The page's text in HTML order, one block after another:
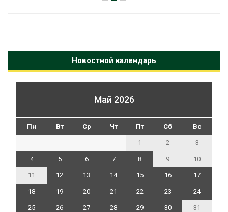
Новостной календарь
Май 2026
Пн Вт Ср Чт Пт Сб Вс
1 2 3
4 5 6 7 8 9 10
11 12 13 14 15 16 17
18 19 20 21 22 23 24
25 26 27 28 29 30
31